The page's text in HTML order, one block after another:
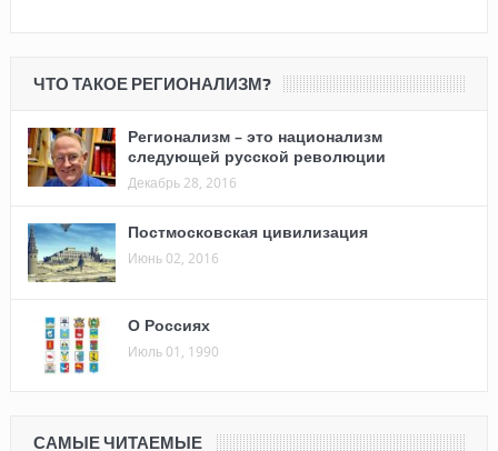
ЧТО ТАКОЕ РЕГИОНАЛИЗМ?
Регионализм – это национализм
следующей русской революции
Декабрь 28, 2016
Постмосковская цивилизация
Июнь 02, 2016
О Россиях
Июль 01, 1990
САМЫЕ ЧИТАЕМЫЕ